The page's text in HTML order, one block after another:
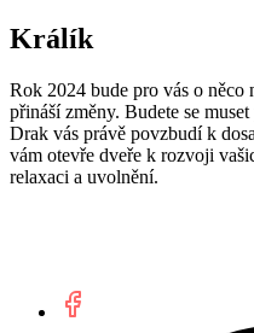
Králík
Rok 2024 bude pro vás o něco
přináší změny. Budete se
Drak vás právě povzbudí k
vám otevře dveře k rozvoji
relaxaci a uvolnění.